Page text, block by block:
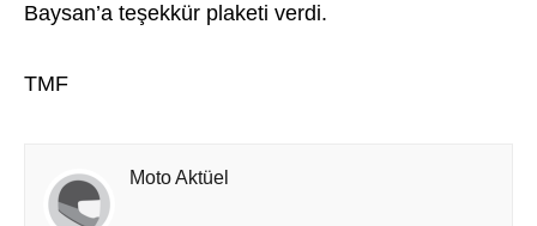
Baysan’a teşekkür plaketi verdi.
TMF
Moto Aktüel